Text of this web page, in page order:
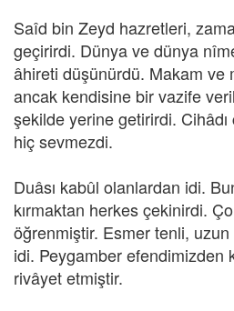
Saîd bin Zeyd hazretleri,
geçirirdi. Dünya ve dünya
âhireti düşünürdü. Makam ve
ancak kendisine bir vazife
şekilde yerine getirirdi.
hiç sevmezdi.
Duâsı kabûl olanlardan idi.
kırmaktan herkes çekinirdi.
öğrenmiştir. Esmer tenli,
idi. Peygamber efendimizden
rivâyet etmiştir.